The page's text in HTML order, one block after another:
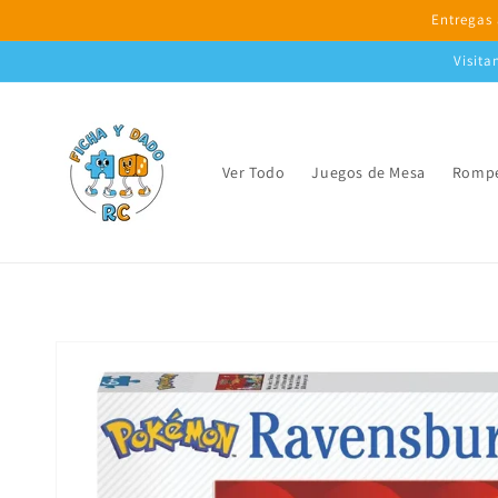
al contenido
Ver Todo Juegos de Mesa
información